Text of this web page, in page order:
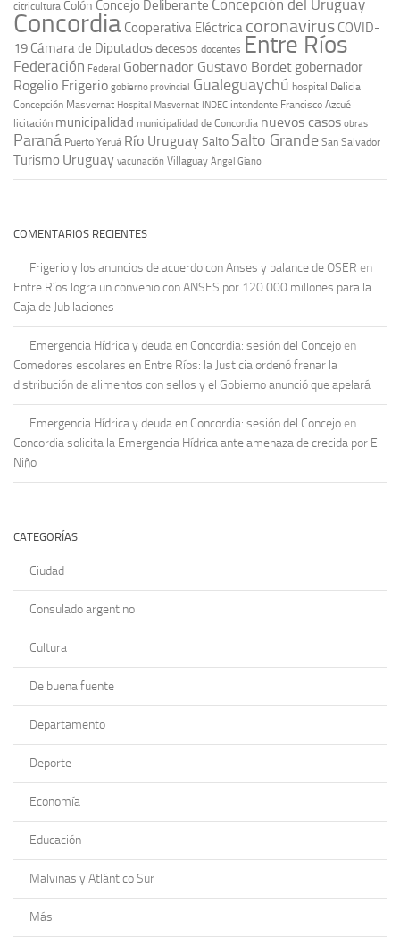
citricultura Colón Concejo Deliberante Concepción del Uruguay
Concordia Cooperativa Eléctrica coronavirus COVID-
19 Cámara de Diputadosdecesos docentes Entre Ríos
Federación Federal Gobernador Gustavo Bordet gobernador
Rogelio Frigerio gobierno provincial Gualeguaychú hospital Delicia
Concepción Masvernat Hospital Masvernat INDEC intendente Francisco Azcué
licitación municipalidad municipalidad de Concordia nuevos casos obras
Paraná Puerto Yeruá Río UruguaySalto Salto Grande San Salvador
Turismo Uruguay vacunación Villaguay Ángel Giano
COMENTARIOS RECIENTES
Frigerio y los anuncios de acuerdo con Anses y balance de OSER en
Entre Ríos logra un convenio con ANSES por 120.000 millones para la
Caja de Jubilaciones
Emergencia Hídrica y deuda en Concordia: sesión del Concejo en
Comedores escolares en Entre Ríos: la Justicia ordenó frenar la
distribución de alimentos con sellos y el Gobierno anunció que apelará
Emergencia Hídrica y deuda en Concordia: sesión del Concejo en
Concordia solicita la Emergencia Hídrica ante amenaza de crecida por El
Niño
CATEGORÍAS
Ciudad
Consulado argentino
Cultura
De buena fuente
Departamento
Deporte
Economía
Educación
Malvinas y Atlántico Sur
Más